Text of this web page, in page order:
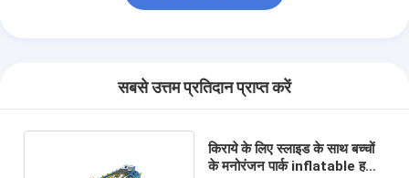
सबसे उत्तम प्रतिदान प्राप्त करें
किराये के लिए स्लाइड के साथ बच्चों
के मनोरंजन पार्क inflatable हवाई